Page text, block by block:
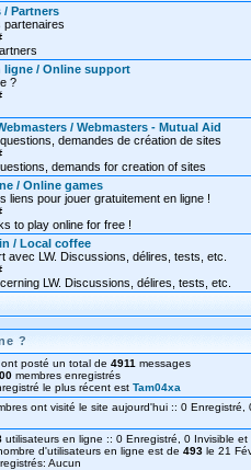
/ Partners
partenaires
ligne / Online support
?
/ Webmasters - Mutual Aid
demandes de création de sites
demands for creation of sites
/ Online games
liens pour jouer gratuitement en ligne !
to play online for free !
/ Local coffee
avec LW. Discussions, délires, tests, etc.
LW. Discussions, délires, tests, etc.
?
posté un total de 4911 messages
membres enregistrés
le plus récent est Tam04xa
ont visité le site aujourd'hui :: 0 Enregistré,
utilisateurs en ligne :: 0 Enregistré, 0 Invisible
d'utilisateurs en ligne est de 493 le 21
Aucun